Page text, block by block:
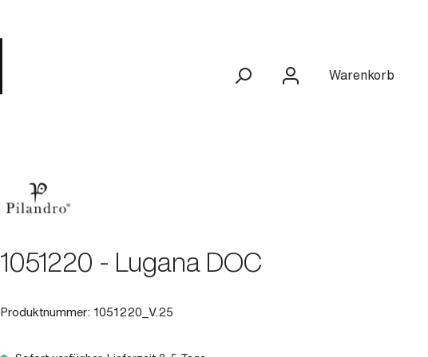
Warenkorb
1051220 - Lugana DOC
Produktnummer: 1051220_V.25